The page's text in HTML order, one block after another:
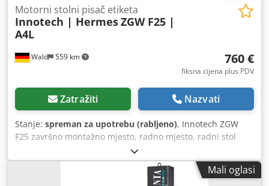
Wald 559 km
Motorni stolni pisač etiketa
Innotech | HermesZGW F25 |
A4L
760 €
fiksna cijena plus PDV
Zatražiti Nazvati
Stanje: spreman za upotrebu (rabljeno), Innotech ZGW
F25 završno montažno mjesto, radno mjesto, radni stol
Hermes A4L pisač etiketa UV svjetlo Lupa sa svjetlom
Dcodpfjx Hwciex Akkok PC, monitor, tipkovnica Rado vas
pozivamo da dođete na razgledavanje. Po želji možemo za
Mali oglasi